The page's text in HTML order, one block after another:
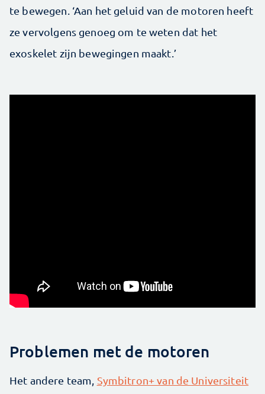
te bewegen. ‘Aan het geluid van de motoren heeft
ze vervolgens genoeg om te weten dat het
exoskelet zijn bewegingen maakt.’
Problemen met de motoren
Het andere team, Symbitron+ van de Universiteit